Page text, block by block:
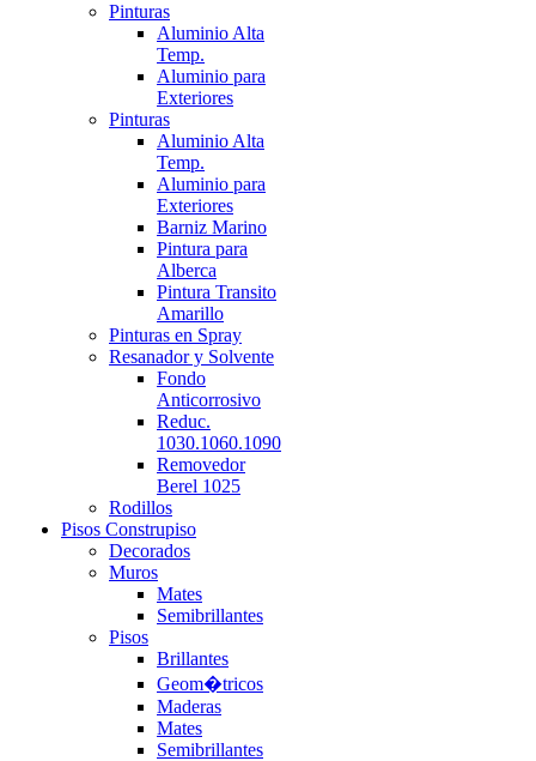
Pinturas
Aluminio Alta
Temp.
Aluminio para
Exteriores
Pinturas
Aluminio Alta
Temp.
Aluminio para
Exteriores
Barniz Marino
Pintura para
Alberca
Pintura Transito
Amarillo
Pinturas en Spray
Resanador y Solvente
Fondo
Anticorrosivo
Reduc.
1030.1060.1090
Removedor
Berel 1025
Rodillos
Pisos Construpiso
Decorados
Muros
Mates
Semibrillantes
Pisos
Brillantes
Geom�tricos
Maderas
Mates
Semibrillantes